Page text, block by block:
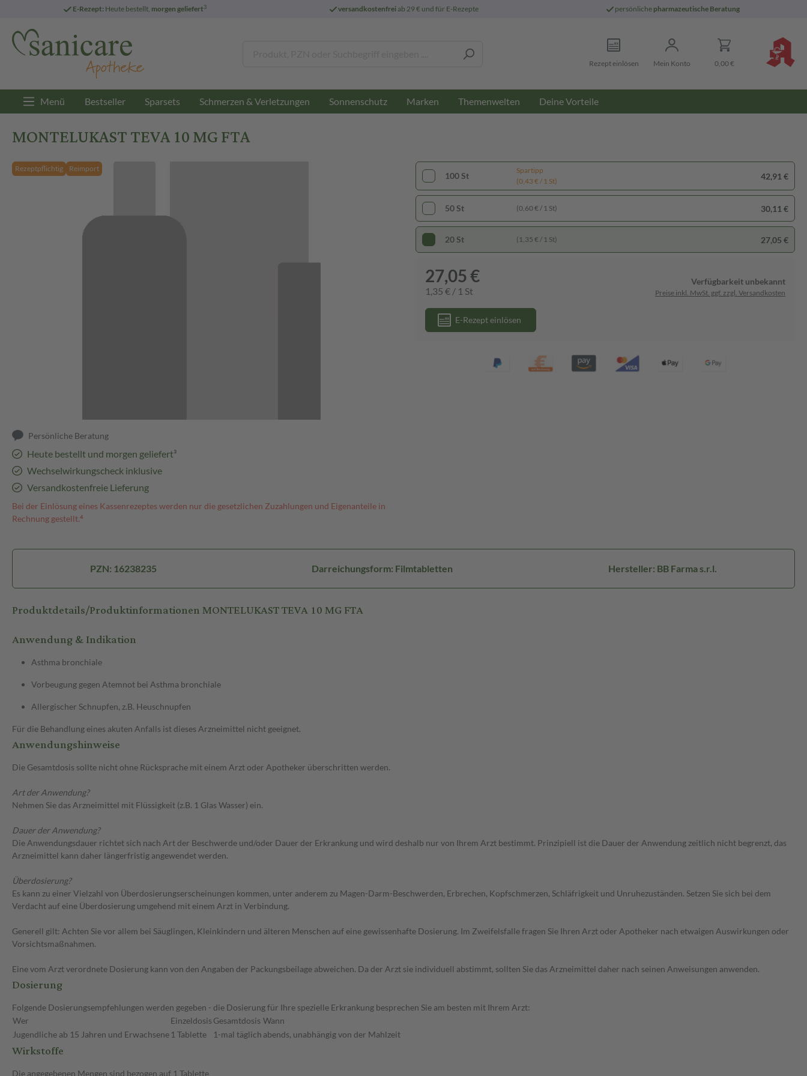
E-Rezept: Heute bestellt, morgen geliefert3 versandkostenfreiab 29 € und für E-Rezepte persönliche pharmazeutische Beratung
Rezept einlösen Mein Konto 0,00 €
Menü Bestseller Sparsets Schmerzen & Verletzungen Sonnenschutz Marken Themenwelten Deine Vorteile
MONTELUKAST TEVA 10 MG FTA
Rezeptpflichtig Reimport
Persönliche Beratung
Heute bestellt und morgen geliefert³
Wechselwirkungscheck inklusive
Versandkostenfreie Lieferung
Bei der Einlösung eines Kassenrezeptes werden nur die gesetzlichen Zuzahlungen und Eigenanteile in
Rechnung gestellt.⁴
100 St
Spartipp
(0,43 € / 1 St)
42,91 €
50 St (0,60 € / 1 St) 30,11 €
20 St (1,35 € / 1 St) 27,05 €
27,05 €
1,35 € / 1 St
Verfügbarkeit unbekannt
Preise inkl. MwSt. ggf. zzgl. Versandkosten
E-Rezept einlösen
PZN: 16238235 Darreichungsform: Filmtabletten Hersteller: BB Farma s.r.l.
Produktdetails/Produktinformationen MONTELUKAST TEVA 10 MG FTA
Anwendung & Indikation
Asthma bronchiale
Vorbeugung gegen Atemnot bei Asthma bronchiale
Allergischer Schnupfen, z.B. Heuschnupfen
Für die Behandlung eines akuten Anfalls ist dieses Arzneimittel nicht geeignet.
Anwendungshinweise
Die Gesamtdosis sollte nicht ohne Rücksprache mit einem Arzt oder Apotheker überschritten werden.
Art der Anwendung?
Nehmen Sie das Arzneimittel mit Flüssigkeit (z.B. 1 Glas Wasser) ein.
Dauer der Anwendung?
Die Anwendungsdauer richtet sich nach Art der Beschwerde und/oder Dauer der Erkrankung und wird deshalb nur von Ihrem Arzt bestimmt. Prinzipiell ist die Dauer der Anwendung zeitlich nicht begrenzt, das
Arzneimittel kann daher längerfristig angewendet werden.
Überdosierung?
Es kann zu einer Vielzahl von Überdosierungserscheinungen kommen, unter anderem zu Magen-Darm-Beschwerden, Erbrechen, Kopfschmerzen, Schläfrigkeit und Unruhezuständen. Setzen Sie sich bei dem
Verdacht auf eine Überdosierung umgehend mit einem Arzt in Verbindung.
Generell gilt: Achten Sie vor allem bei Säuglingen, Kleinkindern und älteren Menschen auf eine gewissenhafte Dosierung. Im Zweifelsfalle fragen Sie Ihren Arzt oder Apotheker nach etwaigen Auswirkungen oder
Vorsichtsmaßnahmen.
Eine vom Arzt verordnete Dosierung kann von den Angaben der Packungsbeilage abweichen. Da der Arzt sie individuell abstimmt, sollten Sie das Arzneimittel daher nach seinen Anweisungen anwenden.
Dosierung
Folgende Dosierungsempfehlungen werden gegeben - die Dosierung für Ihre spezielle Erkrankung besprechen Sie am besten mit Ihrem Arzt:
Wer
Einzeldosis Gesamtdosis Wann
Jugendliche ab 15 Jahren und Erwachsene 1 Tablette 1-mal täglich abends, unabhängig von der Mahlzeit
Wirkstoffe
Die angegebenen Mengen sind bezogen auf 1 Tablette